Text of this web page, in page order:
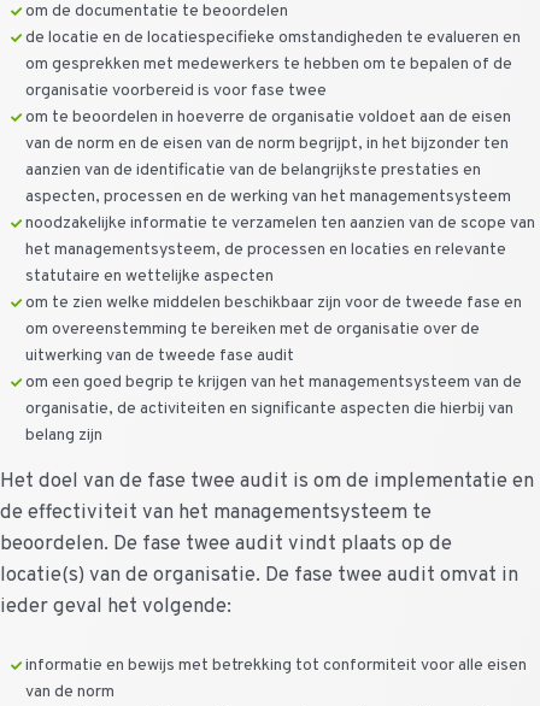
om de documentatie te beoordelen
de locatie en de locatiespecifieke omstandigheden te evalueren en
om gesprekken met medewerkers te hebben om te bepalen of de
organisatie voorbereid is voor fase twee
om te beoordelen in hoeverre de organisatie voldoet aan de eisen
van de norm en de eisen van de norm begrijpt, in het bijzonder ten
aanzien van de identificatie van de belangrijkste prestaties en
aspecten, processen en de werking van het managementsysteem
noodzakelijke informatie te verzamelen ten aanzien van de scope van
het managementsysteem, de processen en locaties en relevante
statutaire en wettelijke aspecten
om te zien welke middelen beschikbaar zijn voor de tweede fase en
om overeenstemming te bereiken met de organisatie over de
uitwerking van de tweede fase audit
om een goed begrip te krijgen van het managementsysteem van de
organisatie, de activiteiten en significante aspecten die hierbij van
belang zijn
Het doel van de fase twee audit is om de implementatie en
de effectiviteit van het managementsysteem te
beoordelen. De fase twee audit vindt plaats op de
locatie(s) van de organisatie. De fase twee audit omvat in
ieder geval het volgende:
informatie en bewijs met betrekking tot conformiteit voor alle eisen
van de norm